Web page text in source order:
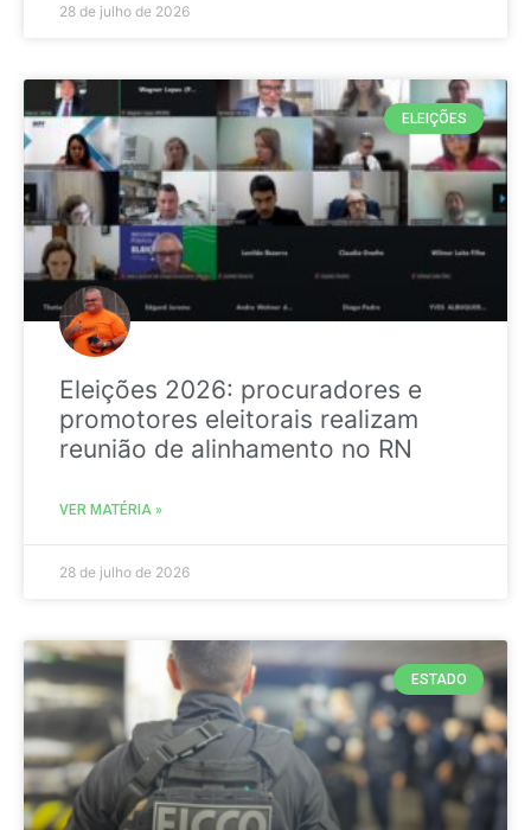
28 de julho de 2026
ELEIÇÕES
Eleições 2026: procuradores e
promotores eleitorais realizam
reunião de alinhamento no RN
VER MATÉRIA »
28 de julho de 2026
ESTADO